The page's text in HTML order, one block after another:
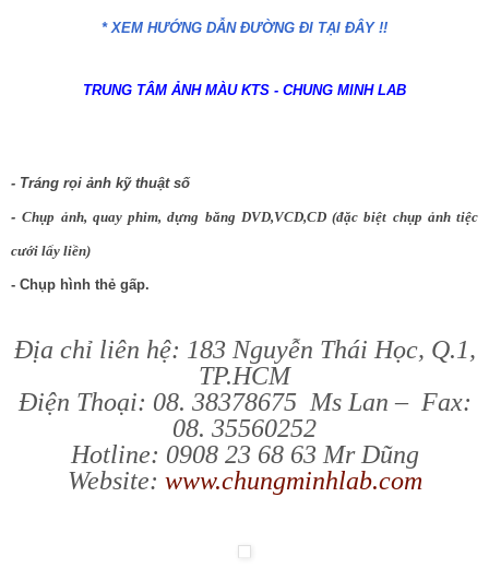
* XEM HƯỚNG DẪN ĐƯỜNG ĐI TẠI ĐÂY !!
TRUNG TÂM ẢNH MÀU KTS - CHUNG MINH LAB
- Tráng rọi ảnh kỹ thuật số
-Chụp ảnh, quay phim, dựng băng DVD,VCD,CD (đặc biệt chụp ảnh tiệc
cưới lấy liền)
- Chụp hình thẻ gấp.
Địa chỉ liên hệ: 183 Nguyễn Thái Học, Q.1,
TP.HCM
Điện Thoại: 08. 38378675 Ms Lan – Fax:
08. 35560252
Hotline: 0908 23 68 63 Mr Dũng
Website: www.chungminhlab.com